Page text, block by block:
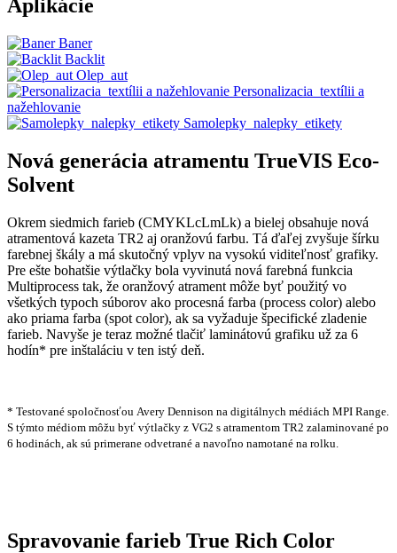
Aplikácie
Baner
Backlit
Olep_aut
Personalizacia_textílii a
nažehlovanie
Samolepky_nalepky_etikety
Nová generácia atramentu TrueVIS Eco-
Solvent
Okrem siedmich farieb (CMYKLcLmLk) a bielej obsahuje nová
atramentová kazeta TR2 aj oranžovú farbu. Tá ďaľej zvyšuje šírku
farebnej škály a má skutočný vplyv na vysokú viditeľnosť grafiky.
Pre ešte bohatšie výtlačky bola vyvinutá nová farebná funkcia
Multiprocess tak, že oranžový atrament môže byť použitý vo
všetkých typoch súborov ako procesná farba (process color) alebo
ako priama farba (spot color), ak sa vyžaduje špecifické zladenie
farieb. Navyše je teraz možné tlačiť laminátovú grafiku už za 6
hodín* pre inštaláciu v ten istý deň.
* Testované spoločnosťou Avery Dennison na digitálnych médiách MPI Range.
S týmto médiom môžu byť výtlačky z VG2 s atramentom TR2 zalaminované po
6 hodinách, ak sú primerane odvetrané a navoľno namotané na rolku.
Spravovanie farieb True Rich Color